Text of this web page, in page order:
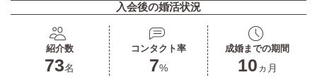
入会後の婚活状況
紹介数
73名
コンタクト率
7%
成婚までの期間
10 ヵ月